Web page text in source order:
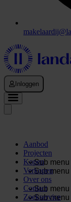
Inloggen
Aanbod
Projecten
Sub menu
Kopen
Sub menu
Verkopen
Over ons
Sub menu
Contact
Sub menu
Zoekservice